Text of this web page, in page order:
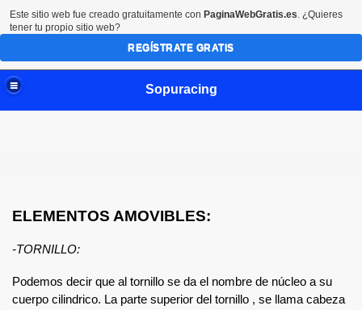
Sopuracing
ELEMENTOS AMOVIBLES:
-TORNILLO:
Podemos decir que al tornillo se da el nombre de núcleo a su
cuerpo cilindrico. La parte superior del tornillo , se llama cabeza
Este sitio web fue creado gratuitamente con PaginaWebGratis.es. ¿Quieres
tener tu propio sitio web?
REGÍSTRATE GRATIS